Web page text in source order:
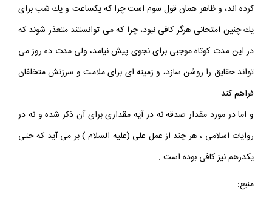
كرده اند، و ظاهر همان قول سوم است چرا كه يكساعت و يك شب براى
يك چنين امتحانى هرگز كافى نبود، چرا كه مى توانستند متعذر شوند كه
در اين مدت كوتاه موجبى براى نجوى پيش نيامد، ولى مدت ده روز مى
تواند حقايق را روشن سازد، و زمينه اى براى ملامت و سرزنش متخلفان
فراهم كند.
و اما در مورد مقدار صدقه نه در آيه مقدارى براى آن ذكر شده و نه در
روايات اسلامى ، هر چند از عمل على (عليه السلام ) بر مى آيد كه حتى
يكدرهم نيز كافى بوده است .
منبع: